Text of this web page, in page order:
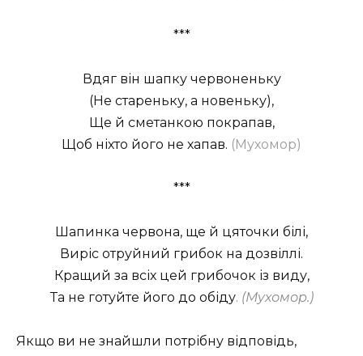
***
Вдяг він шапку червоненьку
(Не стареньку, а новеньку),
Ще й сметанкою покрапав,
Щоб ніхто його не хапав. (Мухомор)
***
Шапинка червона, ще й цяточки білі,
Виріс отруйний грибок на дозвіллі.
Кращий за всіх цей грибочок із виду,
Та не готуйте його до обіду. (Мухомор.)
Якщо ви не знайшли потрібну відповідь,